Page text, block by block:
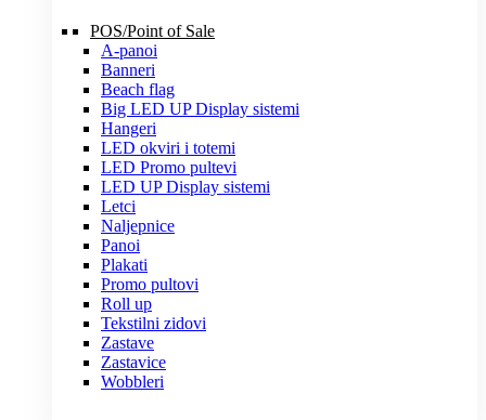
POS/Point of Sale
A-panoi
Banneri
Beach flag
Big LED UP Display sistemi
Hangeri
LED okviri i totemi
LED Promo pultevi
LED UP Display sistemi
Letci
Naljepnice
Panoi
Plakati
Promo pultovi
Roll up
Tekstilni zidovi
Zastave
Zastavice
Wobbleri